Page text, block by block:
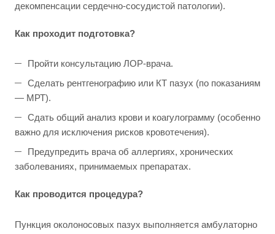
декомпенсации сердечно-сосудистой патологии).
Как проходит подготовка?
Пройти консультацию ЛОР-врача.
Сделать рентгенографию или КТ пазух (по показаниям
— МРТ).
Сдать общий анализ крови и коагулограмму (особенно
важно для исключения рисков кровотечения).
Предупредить врача об аллергиях, хронических
заболеваниях, принимаемых препаратах.
Как проводится процедура?
Пункция околоносовых пазух выполняется амбулаторно